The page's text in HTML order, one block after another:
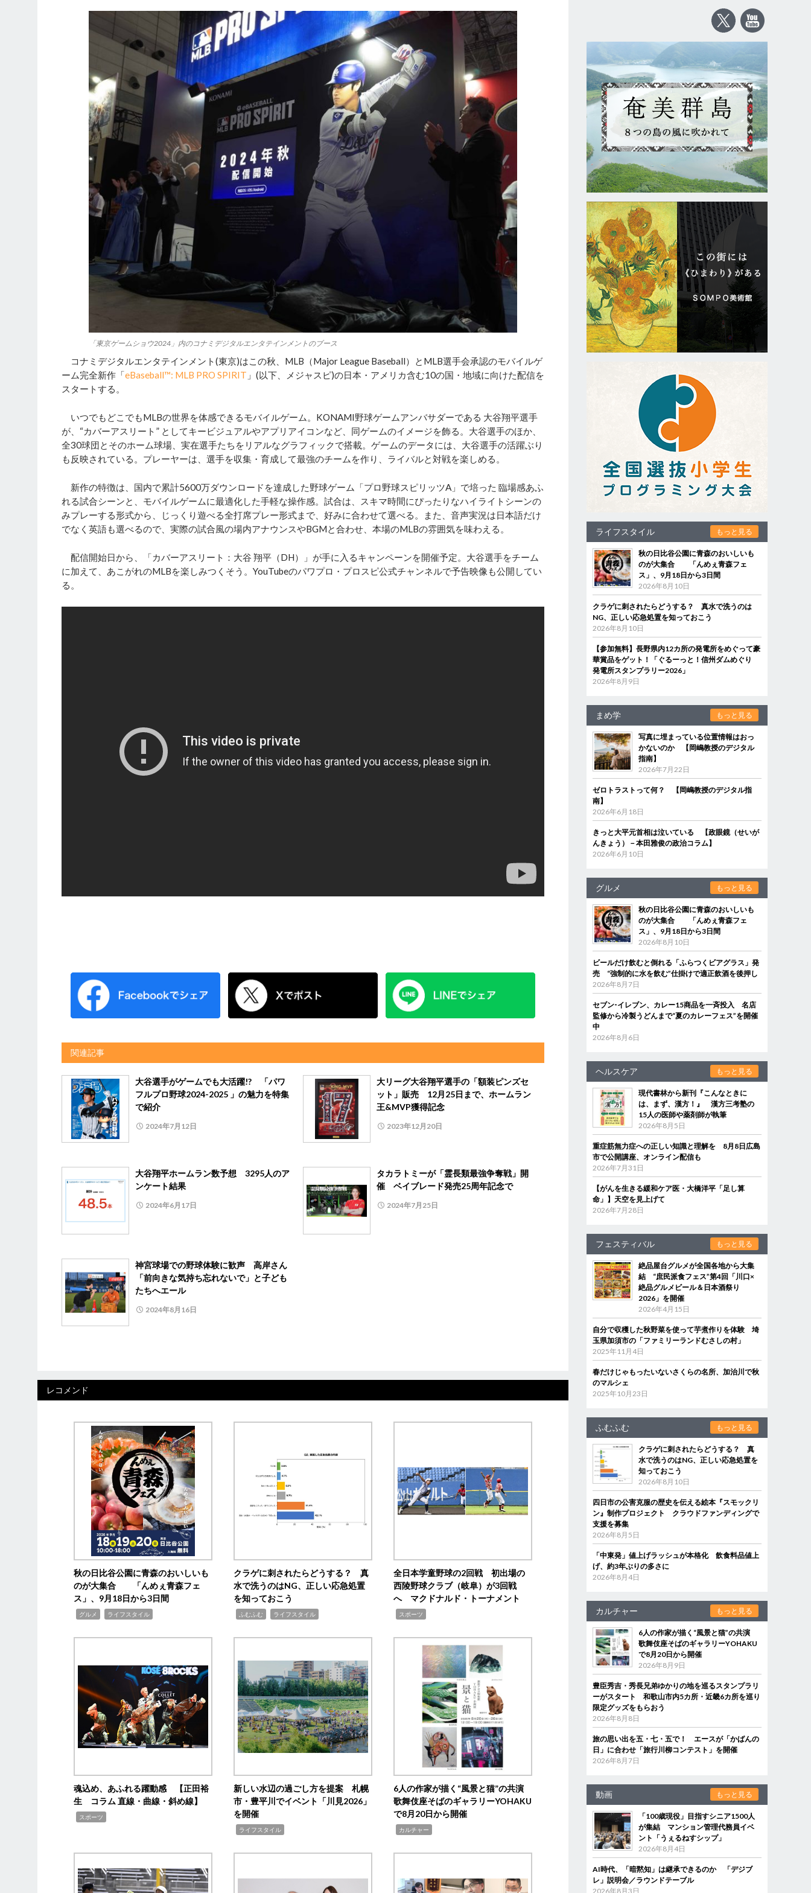
「東京ゲームショウ2024」内のコナミデジタルエンタテインメントのブース
コナミデジタルエンタテインメント(東京)はこの秋、MLB（Major League Baseball）とMLB選手会承認のモバイルゲ
ーム完全新作「eBaseball™: MLB PRO SPIRIT 」(以下、メジャスピ)の日本・アメリカ含む10の国・地域に向けた配信を
スタートする。
いつでもどこでもMLBの世界を体感できるモバイルゲーム。KONAMI野球ゲームアンバサダーである 大谷翔平選手
が、“カバーアスリート” としてキービジュアルやアプリアイコンなど、同ゲームのイメージを飾る。大谷選手のほか、
全30球団とそのホーム球場、実在選手たちをリアルなグラフィックで搭載。ゲームのデータには、大谷選手の活躍ぶり
も反映されている。プレーヤーは、選手を収集・育成して最強のチームを作り、ライバルと対戦を楽しめる。
新作の特徴は、国内で累計5600万ダウンロードを達成した野球ゲーム「プロ野球スピリッツA」で培った 臨場感あふ
れる試合シーンと、モバイルゲームに最適化した手軽な操作感。試合は、スキマ時間にぴったりなハイライトシーンの
みプレーする形式から、じっくり遊べる全打席プレー形式まで、好みに合わせて選べる。また、音声実況は日本語だけ
でなく英語も選べるので、実際の試合風の場内アナウンスやBGMと合わせ、本場のMLBの雰囲気を味わえる。
配信開始日から、「カバーアスリート：大谷 翔平（DH）」が手に入るキャンペーンを開催予定。大谷選手をチーム
に加えて、あこがれのMLBを楽しみつくそう。YouTubeのパワプロ・プロスピ公式チャンネルで予告映像も公開してい
る。
関連記事
大谷選手がゲームでも大活躍!? 「パワ
フルプロ野球2024-2025 」の魅力を特集
で紹介
2024年7月12日
大リーグ大谷翔平選手の「額装ピンズセ
ット」販売 12月25日まで、ホームラン
王&MVP獲得記念
2023年12月20日
大谷翔平ホームラン数予想 3295人のア
ンケート結果
2024年6月17日
タカラトミーが「霊長類最強争奪戦」開
催 ベイブレード発売25周年記念で
2024年7月25日
神宮球場での野球体験に歓声 高岸さん
「前向きな気持ち忘れないで」と子ども
たちへエール
2024年8月16日
レコメンド
秋の日比谷公園に青森のおいしいも
のが大集合 「んめぇ青森フェ
ス」、9月18日から3日間
グルメ ライフスタイル
クラゲに刺されたらどうする？ 真
水で洗うのはNG、正しい応急処置
を知っておこう
ふむふむ ライフスタイル
全日本学童野球の2回戦 初出場の
西陵野球クラブ（岐阜）が3回戦
へ マクドナルド・トーナメント
スポーツ
魂込め、あふれる躍動感 【正田裕
生 コラム 直線・曲線・斜め線】
スポーツ
新しい水辺の過ごし方を提案 札幌
市・豊平川でイベント「川見2026」
を開催
ライフスタイル
6人の作家が描く“風景と猫”の共演
歌舞伎座そばのギャラリーYOHAKU
で8月20日から開催
カルチャー
ライフスタイル もっと見る
秋の日比谷公園に青森のおいしいも
のが大集合 「んめぇ青森フェ
ス」、9月18日から3日間
2026年8月10日
クラゲに刺されたらどうする？ 真水で洗うのは
NG、正しい応急処置を知っておこう
2026年8月10日
【参加無料】長野県内12カ所の発電所をめぐって豪
華賞品をゲット！「ぐるーっと！信州ダムめぐり
発電所スタンプラリー2026」
2026年8月9日
まめ学 もっと見る
写真に埋まっている位置情報はおっ
かないのか 【岡嶋教授のデジタル
指南】
2026年7月22日
ゼロトラストって何？ 【岡嶋教授のデジタル指
南】
2026年6月18日
きっと大平元首相は泣いている 【政眼鏡（せいが
んきょう）－本田雅俊の政治コラム】
2026年6月10日
グルメ もっと見る
秋の日比谷公園に青森のおいしいも
のが大集合 「んめぇ青森フェ
ス」、9月18日から3日間
2026年8月10日
ビールだけ飲むと倒れる「ふらつくビアグラス」発
売 “強制的に水を飲む”仕掛けで適正飲酒を後押し
2026年8月7日
セブン‐イレブン、カレー15商品を一斉投入 名店
監修から冷製うどんまで“夏のカレーフェス”を開催
中
2026年8月6日
ヘルスケア もっと見る
現代書林から新刊『こんなときに
は、まず、漢方！』 漢方三考塾の
15人の医師や薬剤師が執筆
2026年8月5日
重症筋無力症への正しい知識と理解を 8月8日広島
市で公開講座、オンライン配信も
2026年7月31日
【がんを生きる緩和ケア医・大橋洋平「足し算
命」】天空を見上げて
2026年7月28日
フェスティバル もっと見る
絶品屋台グルメが全国各地から大集
結 “庶民派食フェス”第4回「川口×
絶品グルメビール＆日本酒祭り
2026」を開催
2026年4月15日
自分で収穫した秋野菜を使って芋煮作りを体験 埼
玉県加須市の「ファミリーランドむさしの村」
2025年11月4日
春だけじゃもったいないさくらの名所、加治川で秋
のマルシェ
2025年10月23日
ふむふむ もっと見る
クラゲに刺されたらどうする？ 真
水で洗うのはNG、正しい応急処置を
知っておこう
2026年8月10日
四日市の公害克服の歴史を伝える絵本『スモックリ
ン』制作プロジェクト クラウドファンディングで
支援を募集
2026年8月5日
「中東発」値上げラッシュが本格化 飲食料品値上
げ、約3年ぶりの多さに
2026年8月4日
カルチャー もっと見る
6人の作家が描く“風景と猫”の共演
歌舞伎座そばのギャラリーYOHAKU
で8月20日から開催
2026年8月9日
豊臣秀吉・秀長兄弟ゆかりの地を巡るスタンプラリ
ーがスタート 和歌山市内5カ所・近畿6カ所を巡り
限定グッズをもらおう
2026年8月8日
旅の思い出を五・七・五で！ エースが「かばんの
日」に合わせ「旅行川柳コンテスト」を開催
2026年8月7日
動画 もっと見る
「100歳現役」目指すシニア1500人
が集結 マンション管理代務員イベ
ント「うぇるねすシップ」
2026年8月4日
AI時代、「暗黙知」は継承できるのか 「デジブ
レ」説明会／ラウンドテーブル
2026年8月3日